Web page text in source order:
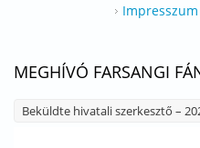
Impresszum
MEGHÍVÓ FARSANGI
Beküldte hivatali szerkesztő –